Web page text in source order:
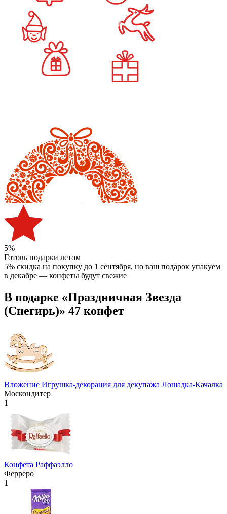
5%
Готовь подарки летом
5% скидка на покупку до 1 сентября, но ваш подарок упакуем
в декабре — конфеты будут свежие
В подарке «Праздничная Звезда
(Снегирь)» 47 конфет
Вложение Игрушка-декорация для декупажа Лошадка-Качалка
Москондитер
1
Конфета Раффаэлло
Ферреро
1